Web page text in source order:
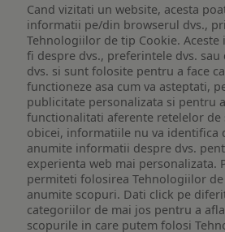
Cand vizitati un website, acesta
informatii pe/din browserul dvs.,
Tehnologiilor de tip Cookie.
fi despre dvs., preferintele dvs.
dvs. si sunt folosite pentru a face
functioneze asa cum va asteptati,
publicitate personalizata si pentru
functionalitati aferente retelelor de
obicei, informatiile nu va identifica
anumite informatii despre dvs.
experienta web mai personalizata.
permiteti folosirea Tehnologiilor
anumite scopuri. Dati click pe
categoriilor de mai jos pentru a
scopurile in care putem folosi